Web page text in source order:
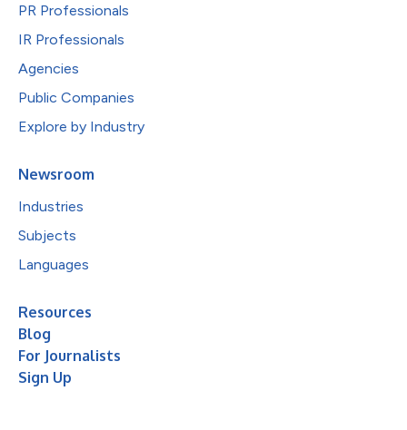
PR Professionals
IR Professionals
Agencies
Public Companies
Explore by Industry
Newsroom
Industries
Subjects
Languages
Resources
Blog
For Journalists
Sign Up